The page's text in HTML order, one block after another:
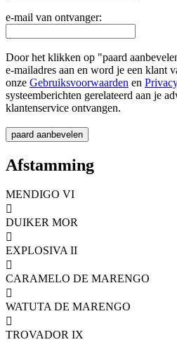
e-mail van ontvanger:
Door het klikken op "paard
e-mailadres aan en word je een klant
onze Gebruiksvoorwaarden en
systeemberichten gerelateerd aan je
klantenservice ontvangen.
Afstamming
MENDIGO VI

DUIKER MOR

EXPLOSIVA II

CARAMELO DE MARENGO

WATUTA DE MARENGO

TROVADOR IX